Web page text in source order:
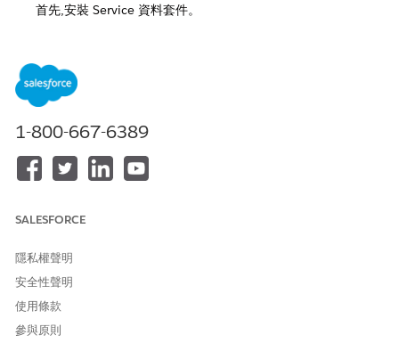
首先,安裝 Service 資料套件。
接下來,在
流。
啟用服務 AI 採用和 Analytics 物件的資料管理權限
若要自訂 Service AI Adoption 和 Analytics 所使用
物件的存取權,請根據您選取的「資料管理」原則授與物件存取
權。
1-800-667-6389
SALESFORCE
隱私權聲明
安全性聲明
使用條款
參與原則